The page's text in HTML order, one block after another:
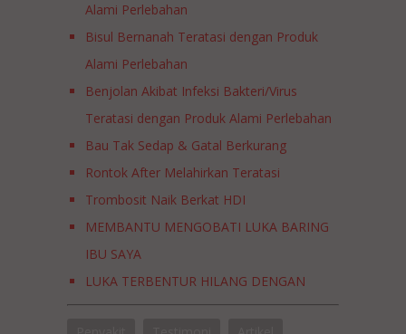
Alami Perlebahan
Bisul Bernanah Teratasi dengan Produk
Alami Perlebahan
Benjolan Akibat Infeksi Bakteri/Virus
Teratasi dengan Produk Alami Perlebahan
Bau Tak Sedap & Gatal Berkurang
Rontok After Melahirkan Teratasi
Trombosit Naik Berkat HDI
MEMBANTU MENGOBATI LUKA BARING
IBU SAYA
LUKA TERBENTUR HILANG DENGAN
BANTUAN PRODUK PERLEBAHAN? BISA!